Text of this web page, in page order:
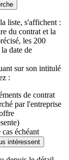
liste, s'affichent :
du contrat et la
les 200
date de
sur son intitulé
:
de contrat
par l'entreprise
échéant
intéressent